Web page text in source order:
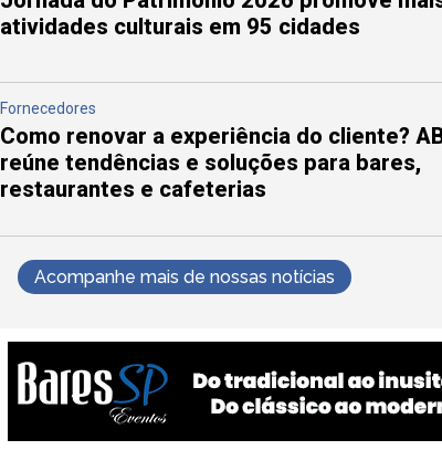
atividades culturais em 95 cidades
Fornecedores
Como renovar a experiência do cliente?
reúne tendências e soluções para bares,
restaurantes e cafeterias
Acompanhe mais de nossas notícias